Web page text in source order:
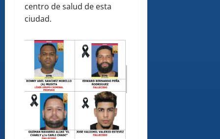
centro de salud de esta
ciudad.